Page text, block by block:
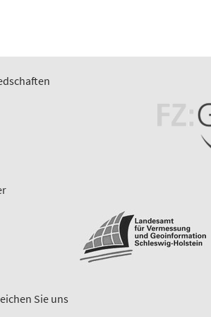
Sie uns